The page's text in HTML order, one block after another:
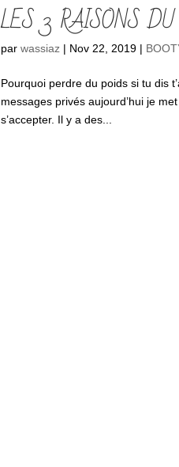
LES 3 RAISONS
parwassiaz | Nov 22, 2019 |
Pourquoi perdre du poids si tu dis
messages privés aujourd’hui je
s’accepter. Il y a des...